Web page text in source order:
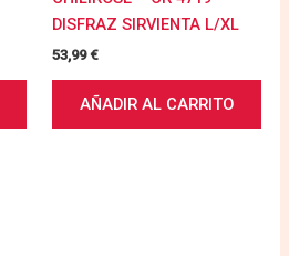
DISFRAZ SIRVIENTA L/XL
53,99€
AÑADIR AL CARRITO